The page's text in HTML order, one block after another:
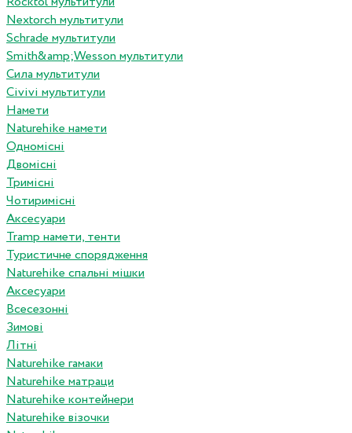
Nextorch мультитули
Schrade мультитули
Smith&amp;Wesson мультитули
Сила мультитули
Civivi мультитули
Намети
Naturehike намети
Одномісні
Двомісні
Тримісні
Чотиримісні
Аксесуари
Tramp намети, тенти
Туристичне спорядження
Naturehike спальні мішки
Аксесуари
Всесезонні
Зимові
Літні
Naturehike гамаки
Naturehike матраци
Naturehike контейнери
Naturehike візочки